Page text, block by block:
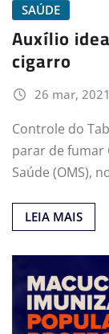
SAÚDE
Auxílio
cigarro
26 mar, 2021
Controle do
parar de fumar
Saúde (OMS),
LEIA MAIS